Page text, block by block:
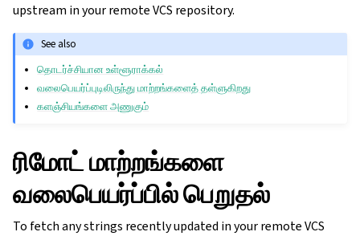
upstream in your remote VCS repository.
See also
தொடர்ச்சியான உள்ளூராக்கல்
வலைபெயர்ப்புடிலிருந்து மாற்றங்களைத் தள்ளுகிறது
களஞ்சியங்களை அணுகும்
ரிமோட் மாற்றங்களை
வலைபெயர்ப்பில் பெறுதல்
To fetch any strings recently updated in your remote VCS